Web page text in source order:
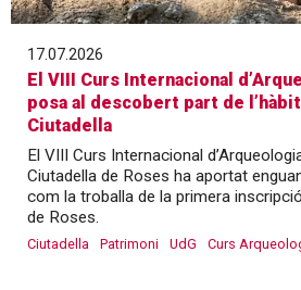
17.07.2026
El VIII Curs Internacional
posa al descobert part de
Ciutadella
El VIII Curs Internacional
Ciutadella de Roses ha aportat
com la troballa de la primera
de Roses.
Ciutadella Patrimoni UdG Curs